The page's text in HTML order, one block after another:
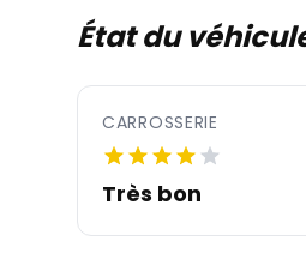
État du
CARROSSERIE
Très bon